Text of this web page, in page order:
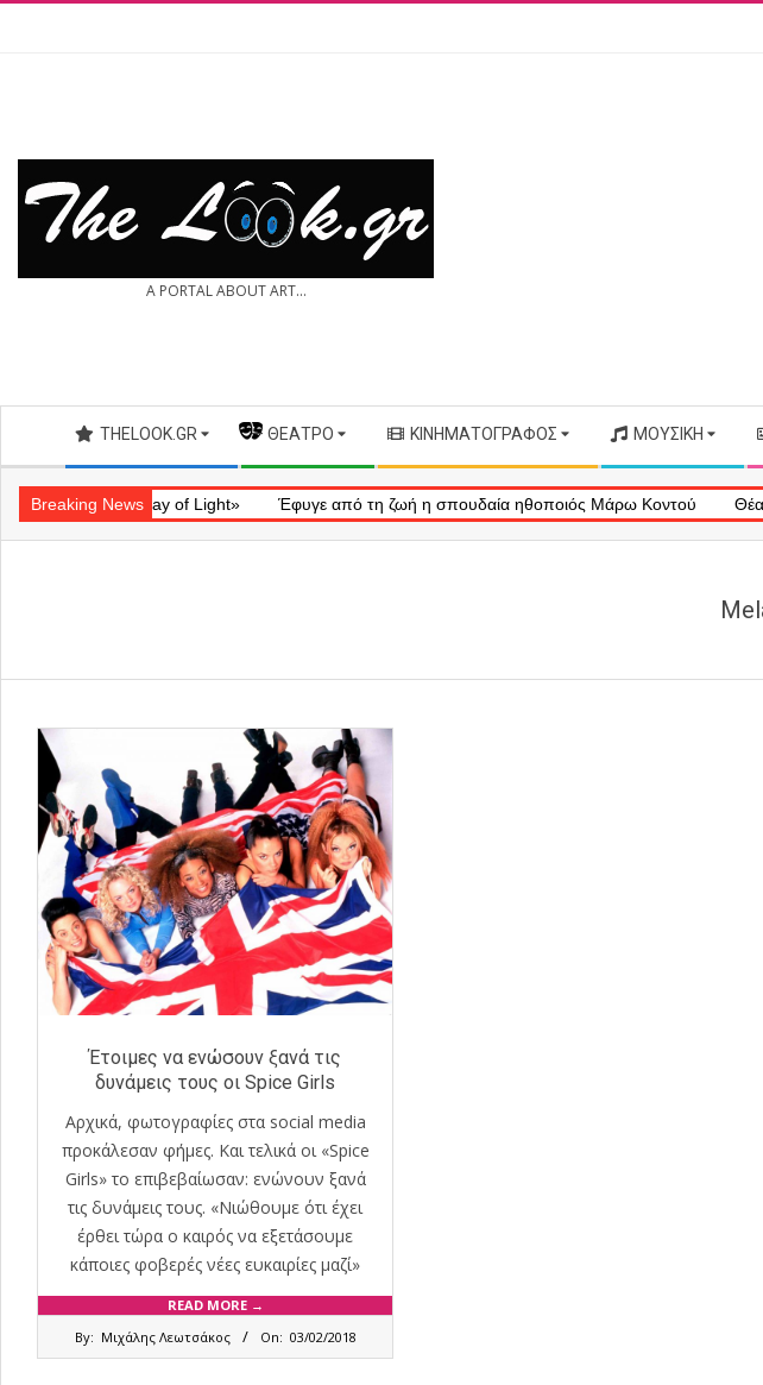
THE A PORTAL ABOUT ART...
Secondary
Navigation
Menu
THELOOK.GR — ΘΈΑΤΡΟ ΚΙΝΗΜΑΤΟΓΡΆΦΟΣ ΜΟΥΣΙΚΉ
Breaking News
«Ray of Light» Έφυγε από τη ζωή η σπουδαία ηθοποιός Μάρω Κοντού Θέατρο
Έτοιμες να ενώσουν ξανά τις
δυνάμεις τους οι Spice Girls
Αρχικά, φωτογραφίες στα social media
προκάλεσαν φήμες. Και τελικά οι «Spice
Girls» το επιβεβαίωσαν: ενώνουν ξανά
τις δυνάμεις τους. «Νιώθουμε ότι έχει
έρθει τώρα ο καιρός να εξετάσουμε
κάποιες φοβερές νέες ευκαιρίες μαζί»
READ MORE →
By: Μιχάλης Λεωτσάκος On: 03/02/2018